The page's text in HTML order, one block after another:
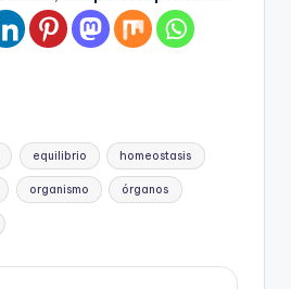
equilibrio homeostasis
organismo órganos